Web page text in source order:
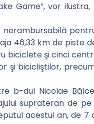
Game”, vor ilustra,
46,33 km de piste
biciclete şi cinci
şi bicicliştilor,
b-dul Nicolae
suprateran de
acestui an, de 7